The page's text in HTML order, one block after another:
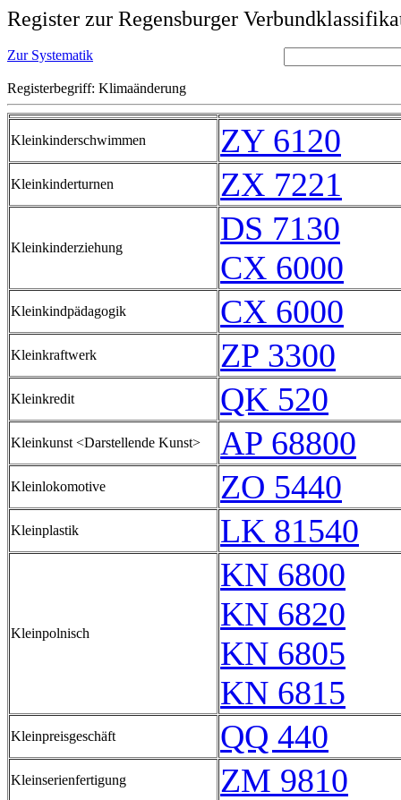
Register zur Regensburger
Zur Systematik
Registerbegriff: Klimaänderung
Kleinkinderschwimmen ZY 6120
Kleinkinderturnen ZX 7221
Kleinkinderziehung
DS 7130
CX 6000
Kleinkindpädagogik CX 6000
Kleinkraftwerk ZP 3300
Kleinkredit QK 520
Kleinkunst <Darstellende Kunst> AP 68800
Kleinlokomotive ZO 5440
Kleinplastik LK 81540
Kleinpolnisch
KN 6800
KN 6820
KN 6805
KN 6815
Kleinpreisgeschäft QQ 440
Kleinserienfertigung ZM 9810